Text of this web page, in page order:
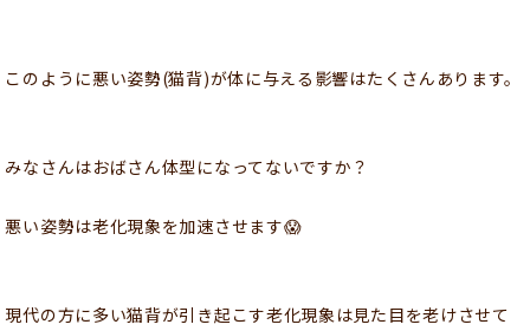
このように悪い姿勢(猫背)が体に与える影響はたくさんあります。
みなさんはおばさん体型になってないですか？
悪い姿勢は老化現象を加速させます😱
現代の方に多い猫背が引き起こす老化現象は見た目を老けさせて